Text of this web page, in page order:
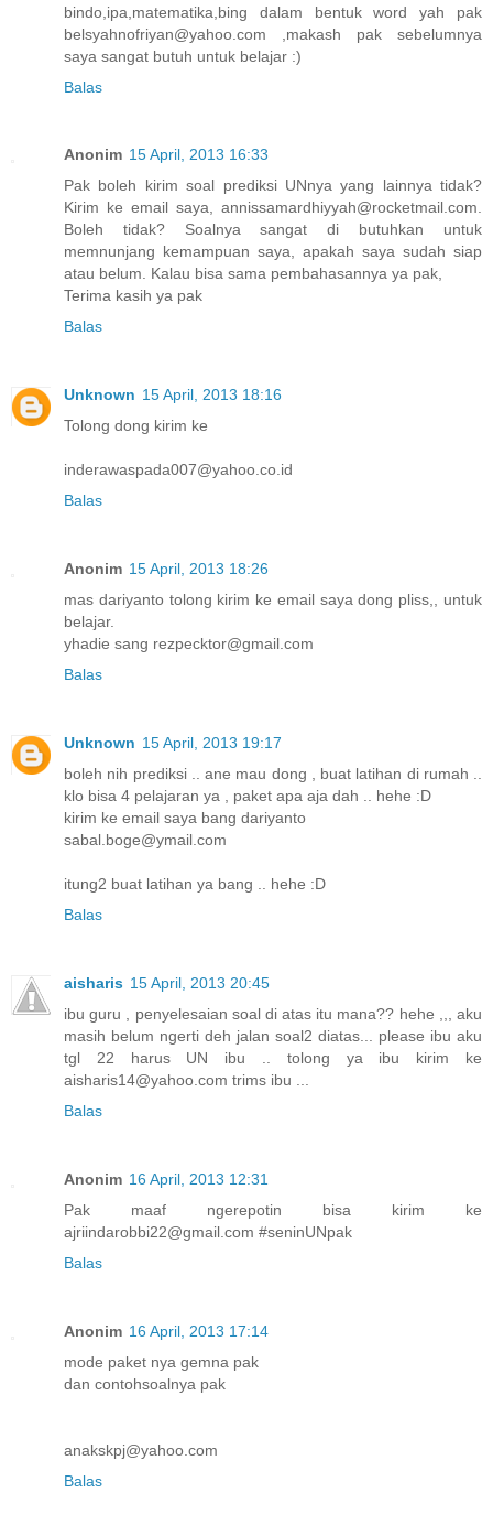
bindo,ipa,matematika,bing dalam bentuk word yah pak
belsyahnofriyan@yahoo.com ,makash pak sebelumnya
saya sangat butuh untuk belajar :)
Balas
Anonim 15 April, 2013 16:33
Pak boleh kirim soal prediksi UNnya yang lainnya tidak?
Kirim ke email saya, annissamardhiyyah@rocketmail.com.
Boleh tidak? Soalnya sangat di butuhkan untuk
memnunjang kemampuan saya, apakah saya sudah siap
atau belum. Kalau bisa sama pembahasannya ya pak,
Terima kasih ya pak
Balas
Unknown 15 April, 2013 18:16
Tolong dong kirim ke
inderawaspada007@yahoo.co.id
Balas
Anonim 15 April, 2013 18:26
mas dariyanto tolong kirim ke email saya dong pliss,, untuk
belajar.
yhadie sang rezpecktor@gmail.com
Balas
Unknown 15 April, 2013 19:17
boleh nih prediksi .. ane mau dong , buat latihan di rumah ..
klo bisa 4 pelajaran ya , paket apa aja dah .. hehe :D
kirim ke email saya bang dariyanto
sabal.boge@ymail.com
itung2 buat latihan ya bang .. hehe :D
Balas
aisharis 15 April, 2013 20:45
ibu guru , penyelesaian soal di atas itu mana?? hehe ,,, aku
masih belum ngerti deh jalan soal2 diatas... please ibu aku
tgl 22 harus UN ibu .. tolong ya ibu kirim ke
aisharis14@yahoo.com trims ibu ...
Balas
Anonim 16 April, 2013 12:31
Pak maaf ngerepotin bisa kirim ke
ajriindarobbi22@gmail.com #seninUNpak
Balas
Anonim 16 April, 2013 17:14
mode paket nya gemna pak
dan contohsoalnya pak
anakskpj@yahoo.com
Balas